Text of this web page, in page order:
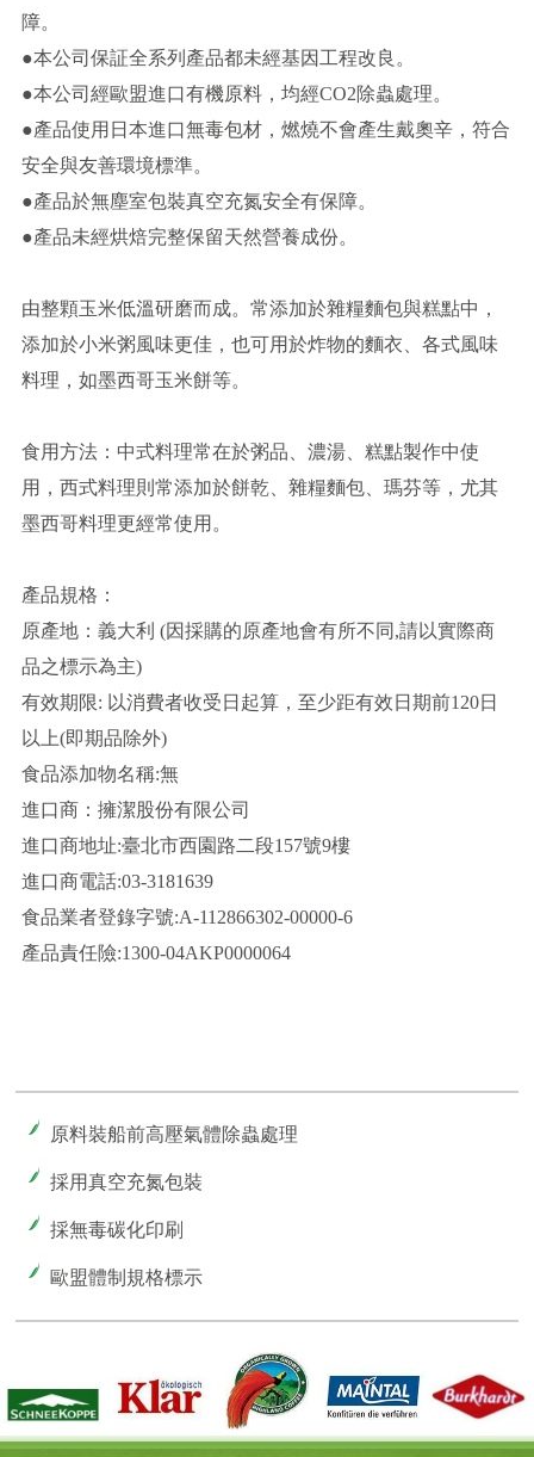
障。
●本公司保証全系列產品都未經基因工程改良。
●本公司經歐盟進口有機原料，均經CO2除蟲處理。
●產品使用日本進口無毒包材，燃燒不會產生戴奧辛，符合
安全與友善環境標準。
●產品於無塵室包裝真空充氮安全有保障。
●產品未經烘焙完整保留天然營養成份。
由整顆玉米低溫研磨而成。常添加於雜糧麵包與糕點中，
添加於小米粥風味更佳，也可用於炸物的麵衣、各式風味
料理，如墨西哥玉米餅等。
食用方法：中式料理常在於粥品、濃湯、糕點製作中使
用，西式料理則常添加於餅乾、雜糧麵包、瑪芬等，尤其
墨西哥料理更經常使用。
產品規格：
原產地：義大利 (因採購的原產地會有所不同,請以實際商
品之標示為主)
有效期限: 以消費者收受日起算，至少距有效日期前120日
以上(即期品除外)
食品添加物名稱:無
進口商：擁潔股份有限公司
進口商地址:臺北市西園路二段157號9樓
進口商電話:03-3181639
食品業者登錄字號:A-112866302-00000-6
產品責任險:1300-04AKP0000064
原料裝船前高壓氣體除蟲處理
採用真空充氮包裝
採無毒碳化印刷
歐盟體制規格標示